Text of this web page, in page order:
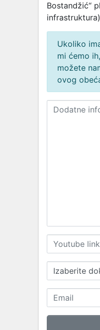
Bostandžić“
Ukoliko
mi ćemo
možete
ovog
Izaberite